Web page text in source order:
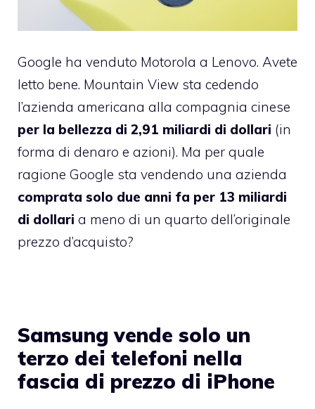
Google ha venduto Motorola a Lenovo. Avete
letto bene. Mountain View sta cedendo
l’azienda americana alla compagnia cinese
per la bellezza di 2,91 miliardi di dollari (in
forma di denaro e azioni). Ma per quale
ragione Google sta vendendo una azienda
comprata solo due anni fa per 13 miliardi
di dollari a meno di un quarto dell’originale
prezzo d’acquisto?
Samsung vende solo un
terzo dei telefoni nella
fascia di prezzo di iPhone